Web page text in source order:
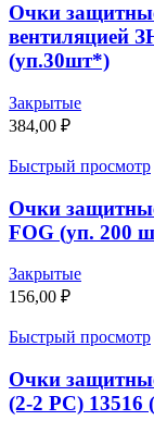
Очки
вентиляцией
(уп.30шт*)
Закрытые
384,00 ₽
Быстрый просмотр
Очки
FOG (уп. 200
Закрытые
156,00 ₽
Быстрый просмотр
Очки
(2-2 PC) 13516